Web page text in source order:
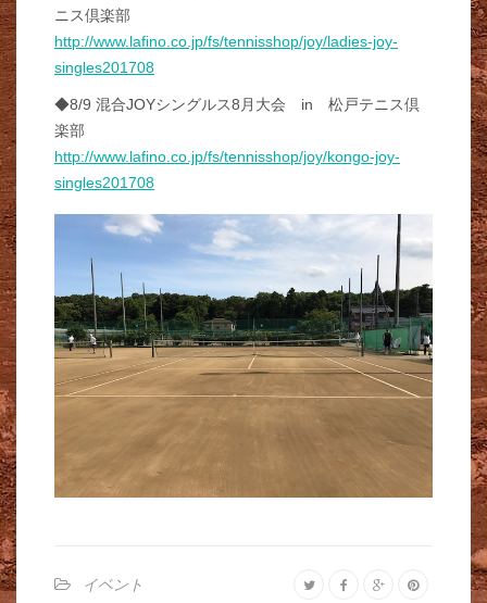
ニス倶楽部
http://www.lafino.co.jp/fs/tennisshop/joy/ladies-joy-
singles201708
◆8/9 混合JOYシングルス8月大会 in 松戸テニス倶
楽部
http://www.lafino.co.jp/fs/tennisshop/joy/kongo-joy-
singles201708
イベント